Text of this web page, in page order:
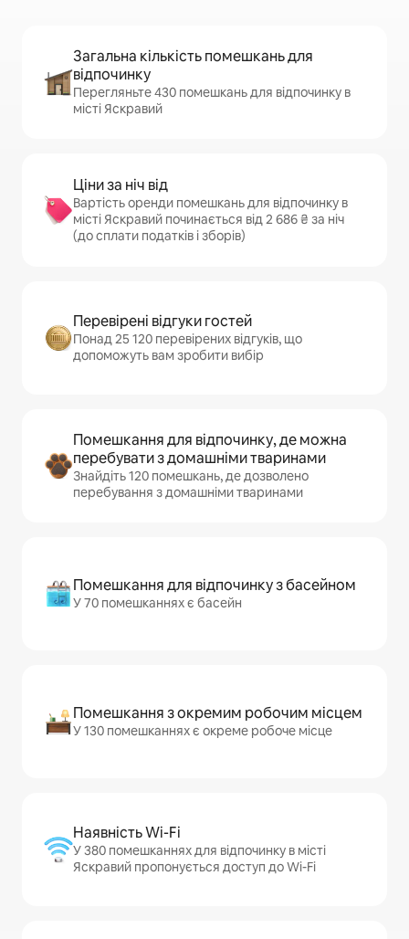
Загальна кількість помешкань для
відпочинку
Перегляньте 430 помешкань для відпочинку в
місті Яскравий
Ціни за ніч від
Вартість оренди помешкань для відпочинку в
місті Яскравий починається від 2 686 ₴ за ніч
(до сплати податків і зборів)
Перевірені відгуки гостей
Понад 25 120 перевірених відгуків, що
допоможуть вам зробити вибір
Помешкання для відпочинку, де можна
перебувати з домашніми тваринами
Знайдіть 120 помешкань, де дозволено
перебування з домашніми тваринами
Помешкання для відпочинку з басейном
У 70 помешканнях є басейн
Помешкання з окремим робочим місцем
У 130 помешканнях є окреме робоче місце
Наявність Wi-Fi
У 380 помешканнях для відпочинку в місті
Яскравий пропонується доступ до Wi-Fi